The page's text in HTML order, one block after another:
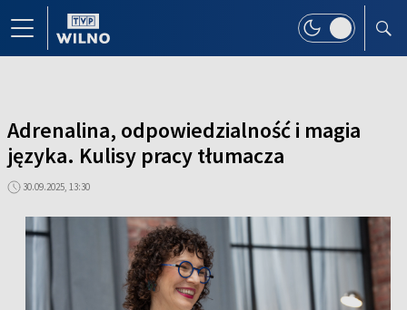
Adrenalina, odpowiedzialność i magia
języka. Kulisy pracy tłumacza
30.09.2025, 13:30